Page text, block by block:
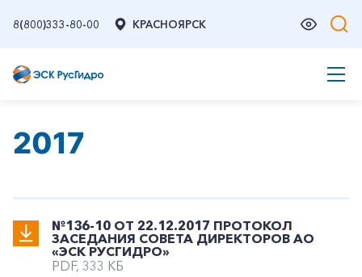
8(800)333-80-00 КРАСНОЯРСК
2017
№136-10 ОТ 22.12.2017 ПРОТОКОЛ
ЗАСЕДАНИЯ СОВЕТА ДИРЕКТОРОВ АО
«ЭСК РУСГИДРО»
PDF, 333 КБ